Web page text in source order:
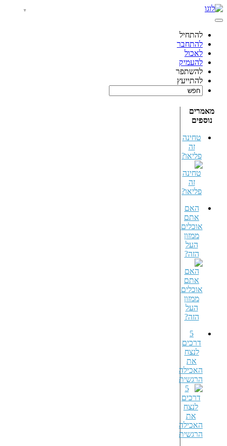
להתחיל
להתחבר
לאכול
להעמיק
להשתפר
להתייעץ
מאמרים
נוספים
טחינה
זה
פליאו?
האם
אתם
אוכלים
ממזון
העל
הזה?
5
דרכים
לנצח
את
האכילה
הרגשית